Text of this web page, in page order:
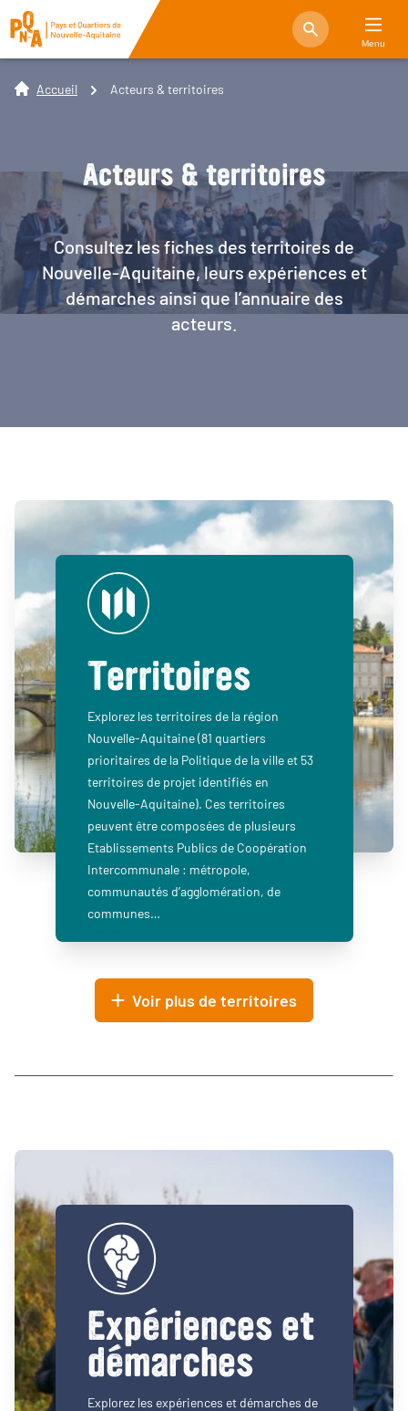
Menu
Accueil Acteurs & territoires
Acteurs & territoires
Consultez les fiches des territoires de
Nouvelle-Aquitaine, leurs expériences et
démarches ainsi que l’annuaire des
acteurs.
Territoires
Explorez les territoires de la région
Nouvelle-Aquitaine (81 quartiers
prioritaires de la Politique de la ville et 53
territoires de projet identifiés en
Nouvelle-Aquitaine). Ces territoires
peuvent être composées de plusieurs
Etablissements Publics de Coopération
Intercommunale : métropole,
communautés d’agglomération, de
communes…
Voir plus de territoires
Expériences et
démarches
Explorez les expériences et démarches de